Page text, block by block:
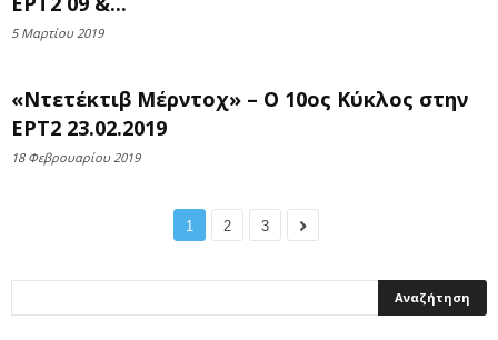
5 Μαρτίου 2019
«Ντετέκτιβ Μέρντοχ» – Ο 10ος Κύκλος στην
ΕΡΤ2 23.02.2019
18 Φεβρουαρίου 2019
1 2 3